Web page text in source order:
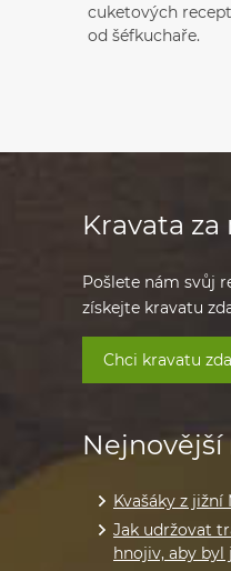
cuketových
od šéfkuchaře.
Kvašáky z jižní
Jak udržovat
hnojiv, aby
Kravata
Pošlete nám svůj
získejte kravatu
Chci kravatu